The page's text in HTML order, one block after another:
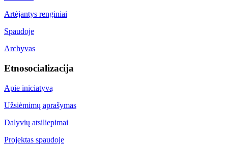
Artėjantys renginiai
Spaudoje
Archyvas
Etnosocializacija
Apie iniciatyvą
Užsiėmimų aprašymas
Dalyvių atsiliepimai
Projektas spaudoje